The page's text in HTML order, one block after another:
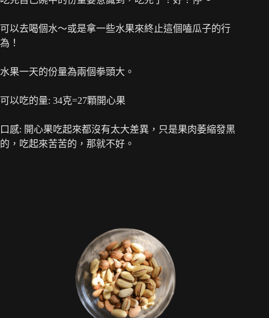
可以去喝個水～或是拿一些水果來終止這個嗑瓜子的行
為！
水果一天的份量為兩個拳頭大。
可以吃的量: 34克=27顆開心果
口感: 開心果吃起來都沒有太大差異，只是果肉萎縮發黑
的，吃起來苦苦的，那就不好。